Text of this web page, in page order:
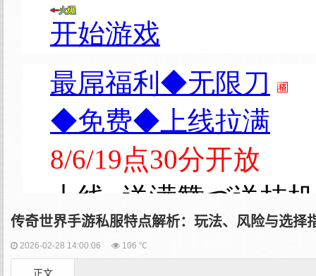
传奇世界手游私服特点解析：玩法、风险与选择
2026-02-28 14:00:06 106 ℃
正文